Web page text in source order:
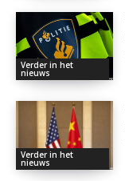
Verder in het
nieuws
Verder in het
nieuws